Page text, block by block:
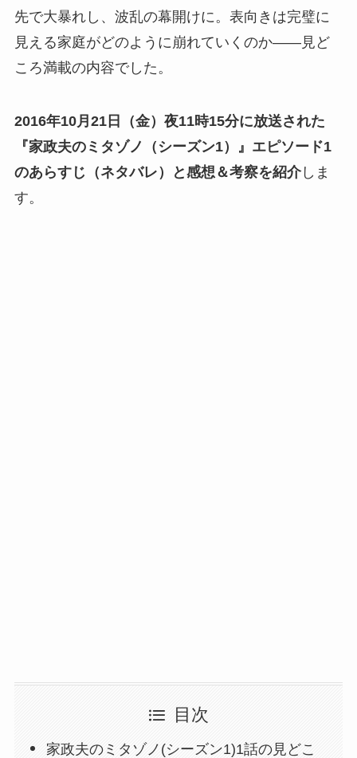
先で大暴れし、波乱の幕開けに。表向きは完璧に
見える家庭がどのように崩れていくのか――見ど
ころ満載の内容でした。
2016年10月21日（金）夜11時15分に放送された
『家政夫のミタゾノ（シーズン1）』エピソード1
のあらすじ（ネタバレ）と感想＆考察を紹介しま
す。
目次
家政夫のミタゾノ(シーズン1)1話の見どこ